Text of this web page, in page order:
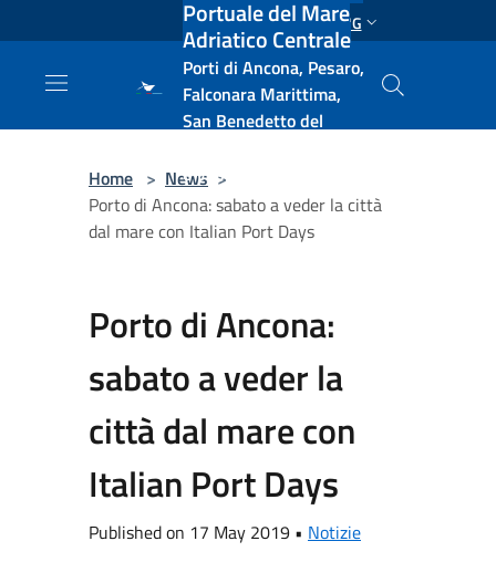
Salta al contenuto principale ENG
Portuale del Mare
Adriatico Centrale
Porti di Ancona, Pesaro,
Falconara Marittima,
San Benedetto del
e Vasto
Home > News >
Porto di Ancona: sabato a veder la città
dal mare con Italian Port Days
Porto di Ancona:
sabato a veder la
città dal mare con
Italian Port Days
Published on 17 May 2019 • Notizie